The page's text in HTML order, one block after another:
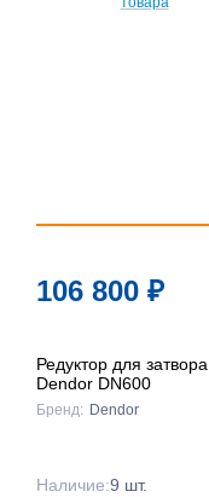
106 800 ₽
Редуктор для затвора
Dendor DN600
Бренд: Dendor
Наличие:9 шт.